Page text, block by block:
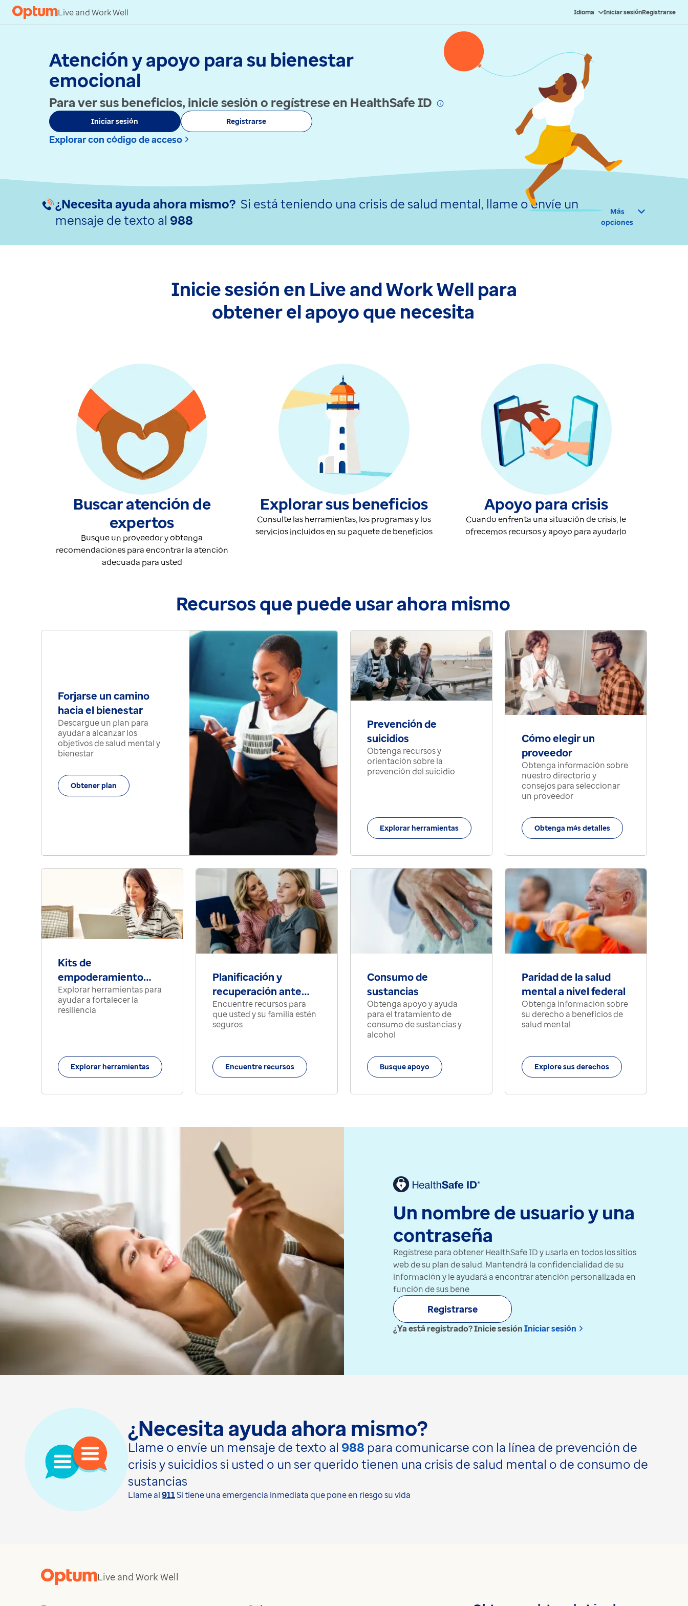
Skip to contentLive and Work Well Idioma Iniciar sesiónRegistrarse
Atención y apoyo para su bienestar
emocional
Para ver sus beneficios, inicie sesión o regístrese en HealthSafe ID
Iniciar sesión Registrarse
Explorar con código de acceso
¿Necesita ayuda ahora mismo? Si está teniendo una crisis de salud mental, llame o envíe un
mensaje de texto al 988
Más
opciones
Inicie sesión en Live and Work Well para
obtener el apoyo que necesita
Buscar atención de
expertos
Busque un proveedor y obtenga
recomendaciones para encontrar la atención
adecuada para usted
Explorar sus beneficios
Consulte las herramientas, los programas y los
servicios incluidos en su paquete de beneficios
Apoyo para crisis
Cuando enfrenta una situación de crisis, le
ofrecemos recursos y apoyo para ayudarlo
Recursos que puede usar ahora mismo
Forjarse un camino
hacia el bienestar
Descargue un plan para
ayudar a alcanzar los
objetivos de salud mental y
bienestar
Obtener plan
Prevención de
suicidios
Obtenga recursos y
orientación sobre la
prevención del suicidio
Explorar herramientas
Cómo elegir un
proveedor
Obtenga información sobre
nuestro directorio y
consejos para seleccionar
un proveedor
Obtenga más detalles
Kits de
empoderamiento
personal
Explorar herramientas para
ayudar a fortalecer la
resiliencia
Explorar herramientas
Planificación y
recuperación ante
desastres
Encuentre recursos para
que usted y su familia estén
seguros
Encuentre recursos
Consumo de
sustancias
Obtenga apoyo y ayuda
para el tratamiento de
consumo de sustancias y
alcohol
Busque apoyo
Paridad de la salud
mental a nivel federal
Obtenga información sobre
su derecho a beneficios de
salud mental
Explore sus derechos
Un nombre de usuario y una
contraseña
Regístrese para obtener HealthSafe ID y usarla en todos los sitios
web de su plan de salud. Mantendrá la confidencialidad de su
información y le ayudará a encontrar atención personalizada en
función de sus bene
Registrarse
¿Ya está registrado? Inicie sesiónIniciar sesión
¿Necesita ayuda ahora mismo?
Llame o envíe un mensaje de texto al 988 para comunicarse con la línea de prevención de
crisis y suicidios si usted o un ser querido tienen una crisis de salud mental o de consumo de
sustancias
Llame al911Si tiene una emergencia inmediata que pone en riesgo su vida
Live and Work Well